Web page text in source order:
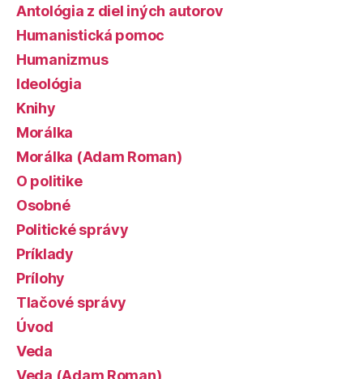
Antológia z diel iných autorov
Humanistická pomoc
Humanizmus
Ideológia
Knihy
Morálka
Morálka (Adam Roman)
O politike
Osobné
Politické správy
Príklady
Prílohy
Tlačové správy
Úvod
Veda
Veda (Adam Roman)